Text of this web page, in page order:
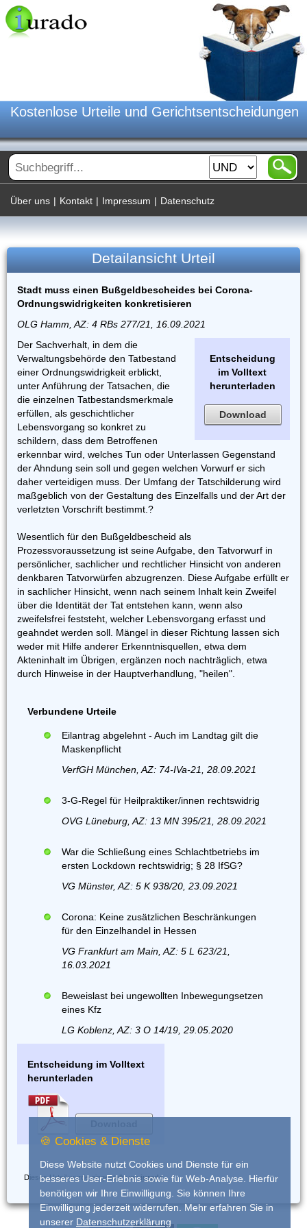
Kostenlose Urteile und Gerichtsentscheidungen
Über uns | Kontakt | Impressum | Datenschutz
Detailansicht Urteil
Stadt muss einen Bußgeldbescheides bei Corona-
Ordnungswidrigkeiten konkretisieren
OLG Hamm, AZ: 4 RBs 277/21, 16.09.2021
Entscheidung
im Volltext
herunterladen
Download
Der Sachverhalt, in dem die
Verwaltungsbehörde den Tatbestand
einer Ordnungswidrigkeit erblickt,
unter Anführung der Tatsachen, die
die einzelnen Tatbestandsmerkmale
erfüllen, als geschichtlicher
Lebensvorgang so konkret zu
schildern, dass dem Betroffenen
erkennbar wird, welches Tun oder Unterlassen Gegenstand
der Ahndung sein soll und gegen welchen Vorwurf er sich
daher verteidigen muss. Der Umfang der Tatschilderung wird
maßgeblich von der Gestaltung des Einzelfalls und der Art der
verletzten Vorschrift bestimmt.?
Wesentlich für den Bußgeldbescheid als
Prozessvoraussetzung ist seine Aufgabe, den Tatvorwurf in
persönlicher, sachlicher und rechtlicher Hinsicht von anderen
denkbaren Tatvorwürfen abzugrenzen. Diese Aufgabe erfüllt er
in sachlicher Hinsicht, wenn nach seinem Inhalt kein Zweifel
über die Identität der Tat entstehen kann, wenn also
zweifelsfrei feststeht, welcher Lebensvorgang erfasst und
geahndet werden soll. Mängel in dieser Richtung lassen sich
weder mit Hilfe anderer Erkenntnisquellen, etwa dem
Akteninhalt im Übrigen, ergänzen noch nachträglich, etwa
durch Hinweise in der Hauptverhandlung, "heilen".
Verbundene Urteile
Eilantrag abgelehnt - Auch im Landtag gilt die
Maskenpflicht
VerfGH München, AZ: 74-IVa-21, 28.09.2021
3-G-Regel für Heilpraktiker/innen rechtswidrig
OVG Lüneburg, AZ: 13 MN 395/21, 28.09.2021
War die Schließung eines Schlachtbetriebs im
ersten Lockdown rechtswidrig; § 28 IfSG?
VG Münster, AZ: 5 K 938/20, 23.09.2021
Corona: Keine zusätzlichen Beschränkungen
für den Einzelhandel in Hessen
VG Frankfurt am Main, AZ: 5 L 623/21,
16.03.2021
Beweislast bei ungewollten Inbewegungsetzen
eines Kfz
LG Koblenz, AZ: 3 O 14/19, 29.05.2020
Entscheidung im Volltext
herunterladen
Dieses Urteil wurde eingestellt voniurado
🍪 Cookies & Dienste
Diese Website nutzt Cookies und Dienste für ein
besseres User-Erlebnis sowie für Web-Analyse. Hierfür
benötigen wir Ihre Einwilligung. Sie können Ihre
Einwilligung jederzeit widerrufen. Mehr erfahren Sie in
unserer Datenschutzerklärung